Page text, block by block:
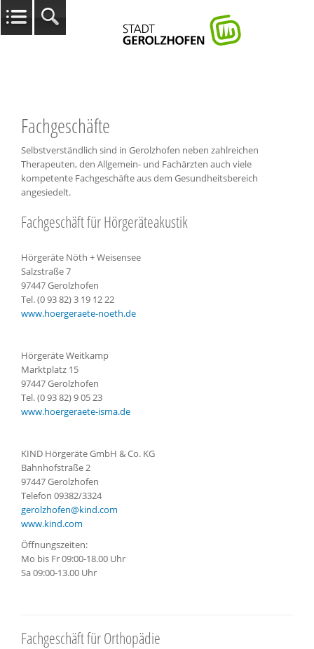
Fachgeschäfte
Selbstverständlich sind in Gerolzhofen neben zahlreichen
Therapeuten, den Allgemein- und Fachärzten auch viele
kompetente Fachgeschäfte aus dem Gesundheitsbereich
angesiedelt.
Fachgeschäft für Hörgeräteakustik
Hörgeräte Nöth + Weisensee
Salzstraße 7
97447 Gerolzhofen
Tel. (0 93 82) 3 19 12 22
www.hoergeraete-noeth.de
Hörgeräte Weitkamp
Marktplatz 15
97447 Gerolzhofen
Tel. (0 93 82) 9 05 23
www.hoergeraete-isma.de
KIND Hörgeräte GmbH & Co. KG
Bahnhofstraße 2
97447 Gerolzhofen
Telefon 09382/3324
gerolzhofen@kind.com
www.kind.com
Öffnungszeiten:
Mo bis Fr 09:00-18.00 Uhr
Sa 09:00-13.00 Uhr
Fachgeschäft für Orthopädie